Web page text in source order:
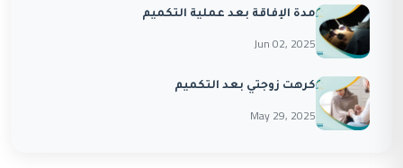
مدة الإفاقة بعد عملية التكميم
Jun 02, 2025
كرهت زوجتي بعد التكميم
May 29, 2025